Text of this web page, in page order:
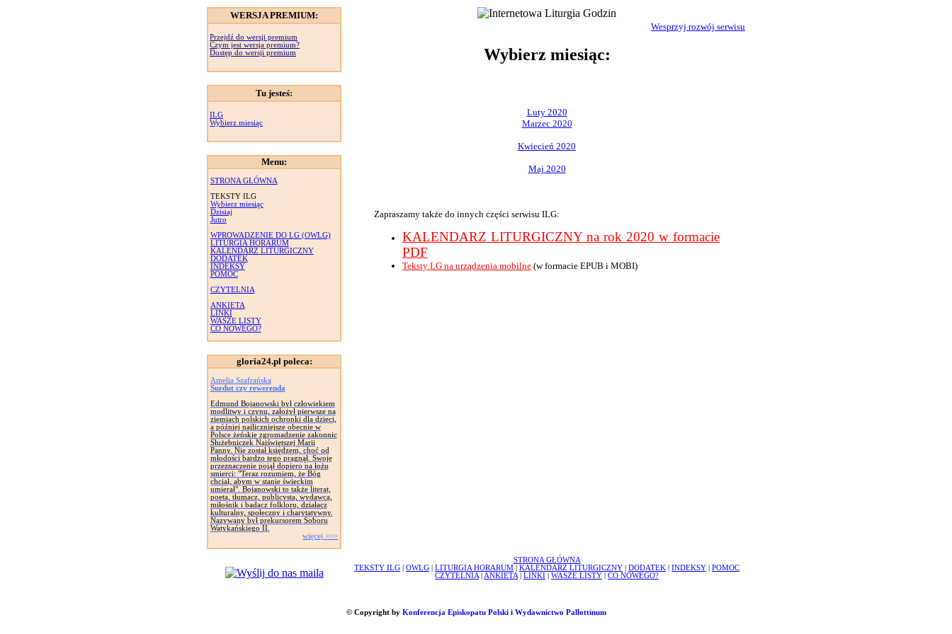
WERSJA PREMIUM:
Przejdź do wersji premium
Czym jest wersja premium?
Dostęp do wersji premium
Tu jesteś:
ILG
Wybierz miesiąc
Menu:
STRONA GŁÓWNA
TEKSTY ILG
Wybierz miesiąc
Dzisiaj
Jutro
WPROWADZENIE DO LG (OWLG)
LITURGIA HORARUM
KALENDARZ LITURGICZNY
DODATEK
INDEKSY
POMOC
CZYTELNIA
ANKIETA
LINKI
WASZE LISTY
CO NOWEGO?
gloria24.pl poleca:
Amelia Szafrańska
Surdut czy rewerenda
Edmund Bojanowski był człowiekiem
modlitwy i czynu, założył pierwsze na
ziemiach polskich ochronki dla dzieci,
a później najliczniejsze obecnie w
Polsce żeńskie zgromadzenie zakonnic
Służebniczek Najświętszej Marii
Panny. Nie został księdzem, choć od
młodości bardzo tego pragnął. Swoje
przeznaczenie pojął dopiero na łożu
smierci: "Teraz rozumiem, że Bóg
chciał, abym w stanie świeckim
umierał". Bojanowski to także literat,
poeta, tłumacz, publicysta, wydawca,
miłośnik i badacz folkloru, działacz
kulturalny, społeczny i charytatywny.
Nazywany był prekursorem Soboru
Watykańskiego II.
więcej >>>
Wesprzyj rozwój serwisu
Wybierz miesiąc:
Luty 2020
Marzec 2020
Kwiecień 2020
Maj 2020
Zapraszamy także do innych części serwisu ILG:
KALENDARZ LITURGICZNY na rok 2020 w formacie
PDF
Teksty LG na urządzenia mobilne (w formacie EPUB i MOBI)
STRONA GŁÓWNA
TEKSTY ILG
OWLG LITURGIA HORARUM KALENDARZ LITURGICZNY DODATEK INDEKSY
POMOC
CZYTELNIA
ANKIETA LINKI WASZE LISTY CO NOWEGO?
© Copyright by Konferencja Episkopatu Polskii Wydawnictwo Pallottinum